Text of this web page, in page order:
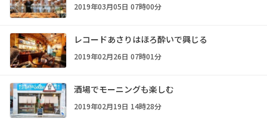
2019年03月05日 07時00分
レコードあさりはほろ酔いで興じる
2019年02月26日 07時01分
酒場でモーニングも楽しむ
2019年02月19日 14時28分